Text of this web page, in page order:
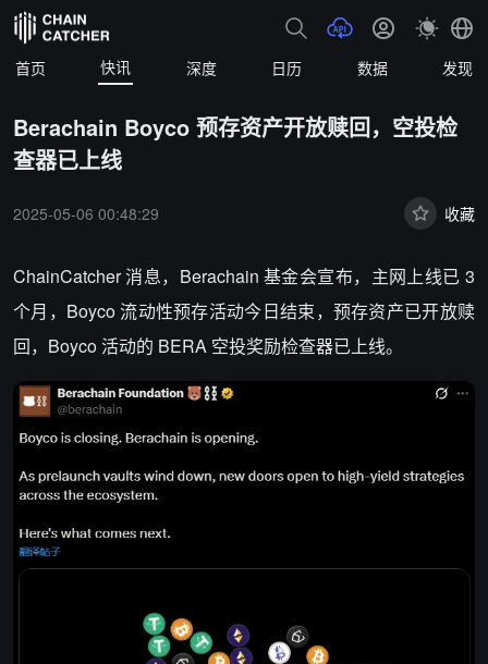
首页 快讯 深度 日历 数据 发现
Berachain Boyco 预存资产开放赎回，空投检
查器已上线
2025-05-06 00:48:29 收藏
ChainCatcher 消息， Berachain 基金会宣布，主网上线已 3
个月，Boyco 流动性预存活动今日结束，预存资产已开放赎
回，Boyco 活动的 BERA 空投奖励检查器已上线。